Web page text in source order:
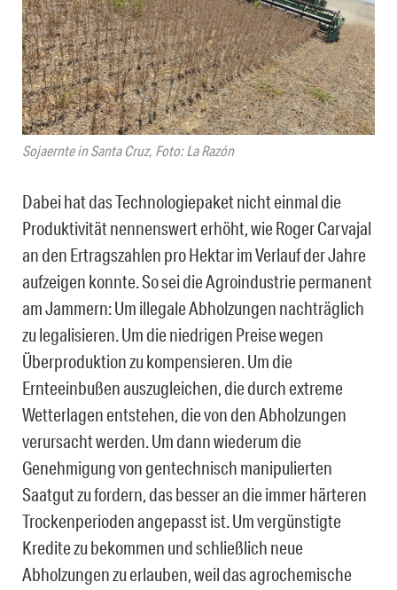
Sojaernte in Santa Cruz, Foto: La Razón
Dabei hat das Technologiepaket nicht einmal die
Produktivität nennenswert erhöht, wie Roger Carvajal
an den Ertragszahlen pro Hektar im Verlauf der Jahre
aufzeigen konnte. So sei die Agroindustrie permanent
am Jammern: Um illegale Abholzungen nachträglich
zu legalisieren. Um die niedrigen Preise wegen
Überproduktion zu kompensieren. Um die
Ernteeinbußen auszugleichen, die durch extreme
Wetterlagen entstehen, die von den Abholzungen
verursacht werden. Um dann wiederum die
Genehmigung von gentechnisch manipulierten
Saatgut zu fordern, das besser an die immer härteren
Trockenperioden angepasst ist. Um vergünstigte
Kredite zu bekommen und schließlich neue
Abholzungen zu erlauben, weil das agrochemische